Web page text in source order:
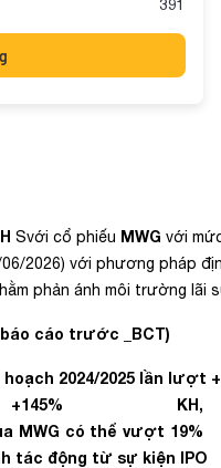
391
Svới cổ phiếu MWG với
2026) với phương pháp
phản ánh môi trường lãi
cáo trước _BCT)
2024/2025 lần lượt
KH,
MWG có thể vượt 19%
tác động từ sự kiện IPO